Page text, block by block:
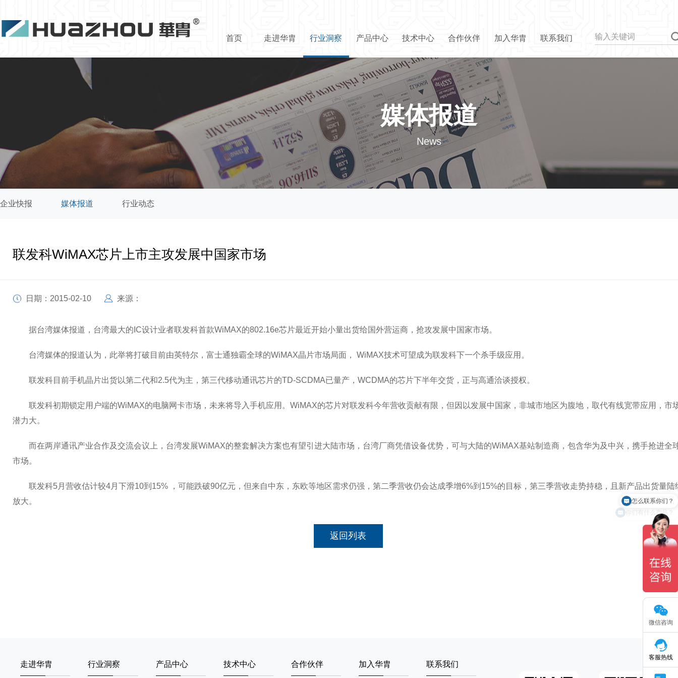
首页 走进华胄 行业洞察 产品中心 技术中心 合作伙伴 加入华胄 联系我们
媒体报道
News
企业快报 媒体报道 行业动态
联发科WiMAX芯片上市主攻发展中国家市场
日期：2015-02-10 来源：
据台湾媒体报道，台湾最大的IC设计业者联发科首款WiMAX的802.16e芯片最近开始小量出货给国外营运商，抢攻发展中国家市场。
台湾媒体的报道认为，此举将打破目前由英特尔，富士通独霸全球的WiMAX晶片市场局面， WiMAX技术可望成为联发科下一个杀手级应用。
联发科目前手机晶片出货以第二代和2.5代为主，第三代移动通讯芯片的TD-SCDMA已量产，WCDMA的芯片下半年交货，正与高通洽谈授权。
联发科初期锁定用户端的WiMAX的电脑网卡市场，未来将导入手机应用。WiMAX的芯片对联发科今年营收贡献有限，但因以发展中国家，非城市地区为腹地，取代有线宽带应用，市
潜力大。
而在两岸通讯产业合作及交流会议上，台湾发展WiMAX的整套解决方案也有望引进大陆市场，台湾厂商凭借设备优势，可与大陆的WiMAX基站制造商，包含华为及中兴，携手抢进全
市场。
联发科5月营收估计较4月下滑10到15% ，可能跌破90亿元，但来自中东，东欧等地区需求仍强，第二季营收仍会达成季增6%到15%的目标，第三季营收走势持稳，且新产品出货量陆
放大。
返回列表
走进华胄 行业洞察 产品中心 技术中心 合作伙伴 加入华胄 联系我们
微信咨询
客服热线
怎么联系你们？
你们有什么产品？